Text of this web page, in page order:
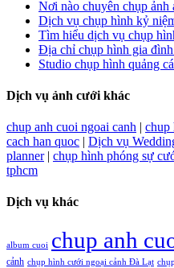
Nơi nào chuyên chụp
Dịch vụ chụp hình kỷ
Tìm hiểu dịch vụ chụp
Địa chỉ chụp hình gia
Studio chụp hình quảng
Dịch vụ ảnh cưới khác
chup anh cuoi ngoai canh | chup
cach han quoc | Dịch vụ
planner| chụp hình phóng sự
tphcm
Dịch vụ khác
album cuoi chup anh
cảnh chụp hình cưới ngoại cảnh Đà Lạt